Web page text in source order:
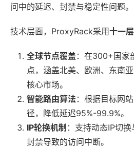
问中的延迟、封禁与稳定性问题。
技术层面，ProxyRack采用十一
全球节点覆盖 ：在300+国家
点，涵盖北美、欧洲、东南
核心市场。
智能路由算法 ：根据目标网
径，降低延迟95%-99.9%。
IP轮换机制 ：支持动态IP切
封禁导致的访问中断。